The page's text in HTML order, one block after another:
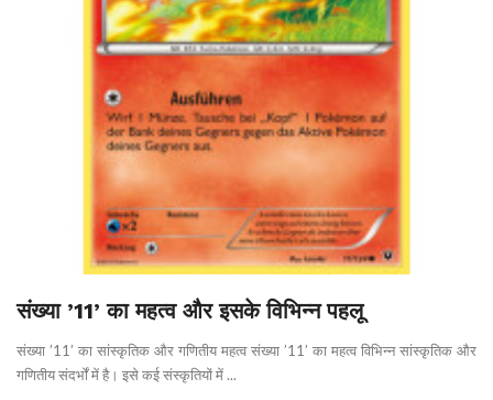
संख्या ’11’ का महत्व और इसके विभिन्न पहलू
संख्या ’11’ का सांस्कृतिक और गणितीय महत्व संख्या ’11’ का महत्व विभिन्न सांस्कृतिक और
गणितीय संदर्भों में है। इसे कई संस्कृतियों में ...